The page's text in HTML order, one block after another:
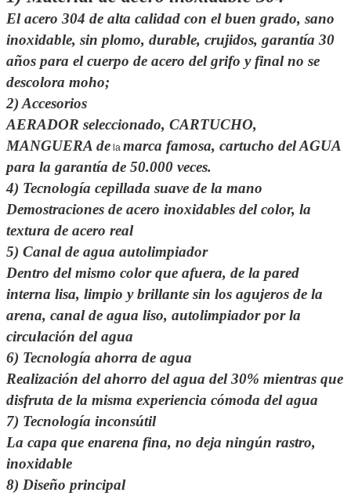
El acero 304 de alta calidad con el buen grado, sano
inoxidable, sin plomo, durable, crujidos, garantía 30
años para el cuerpo de acero del grifo y final no se
descolora moho;
2) Accesorios
AERADOR seleccionado, CARTUCHO,
MANGUERA de la marca famosa, cartucho del AGUA
para la garantía de 50.000 veces.
4) Tecnología cepillada suave de la mano
Demostraciones de acero inoxidables del color, la
textura de acero real
5) Canal de agua autolimpiador
Dentro del mismo color que afuera, de la pared
interna lisa, limpio y brillante sin los agujeros de la
arena, canal de agua liso, autolimpiador por la
circulación del agua
6) Tecnología ahorra de agua
Realización del ahorro del agua del 30% mientras que
disfruta de la misma experiencia cómoda del agua
7) Tecnología inconsútil
La capa que enarena fina, no deja ningún rastro,
inoxidable
8) Diseño principal